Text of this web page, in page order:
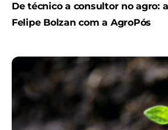
De técnico a consultor no agro:
Felipe Bolzan com a AgroPós